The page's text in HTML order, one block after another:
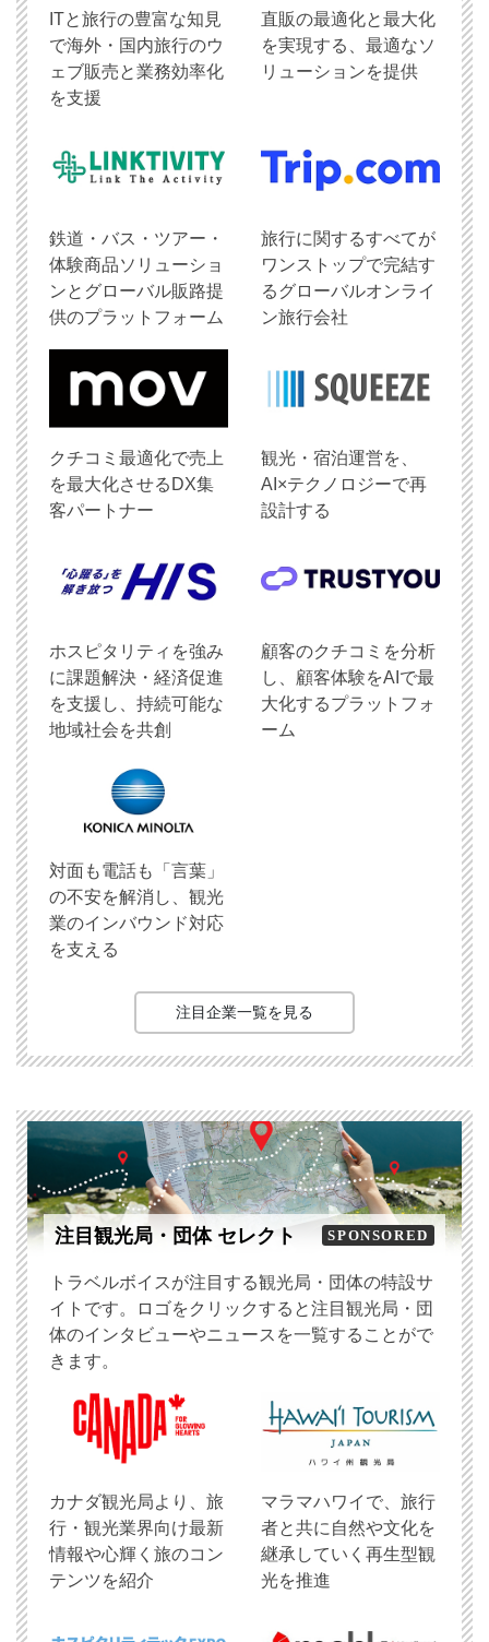
ITと旅行の豊富な知見
で海外・国内旅行のウ
ェブ販売と業務効率化
を支援
直販の最適化と最大化
を実現する、最適なソ
リューションを提供
鉄道・バス・ツアー・
体験商品ソリューショ
ンとグローバル販路提
供のプラットフォーム
旅行に関するすべてが
ワンストップで完結す
るグローバルオンライ
ン旅行会社
クチコミ最適化で売上
を最大化させるDX集
客パートナー
観光・宿泊運営を、
AI×テクノロジーで再
設計する
ホスピタリティを強み
に課題解決・経済促進
を支援し、持続可能な
地域社会を共創
顧客のクチコミを分析
し、顧客体験をAIで最
大化するプラットフォ
ーム
対面も電話も「言葉」
の不安を解消し、観光
業のインバウンド対応
を支える
注目企業一覧を見る
注目観光局・団体 セレクト SPONSORED
トラベルボイスが注目する観光局・団体の特設サ
イトです。ロゴをクリックすると注目観光局・団
体のインタビューやニュースを一覧することがで
きます。
​カナダ観光局より、旅
行・観光業界向け最新
情報や心輝く旅のコン
テンツを紹介
マラマハワイで、旅行
者と共に自然や文化を
継承していく再生型観
光を推進